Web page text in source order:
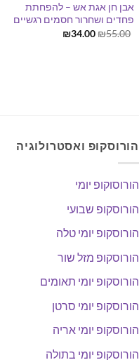
אבן חן אגת אש – להפחתת
פחדים ושחרור חסמים רגשיים
₪55.00
המחיר₪34.00
המחיר
הורוסקופ ואסטרולוגיה
הורוסוקופ יומי
הורוסקופ שבועי
הורוסקופ יומי טלה
הורוסקופ מזל שור
הורוסקופ יומי תאומים
הורוסקופ יומי סרטן
הורוסקופ יומי אריה
הורוסקופ יומי בתולה